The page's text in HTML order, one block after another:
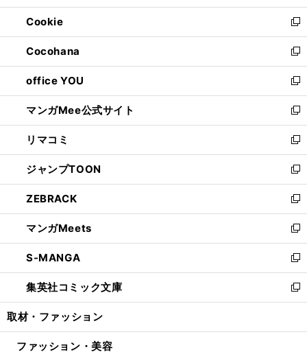
開
く
ウ
で
開
く
ン
ド
ウ
で
開
く
ウ
ィ
ン
ド
ウ
で
開
く
Cookie
新
し
い
ウ
ィ
ン
ド
ウ
で
開
く
Cocohana
新
し
い
ウ
ィ
ン
ド
ウ
で
開
く
office YOU
新
し
い
ウ
ィ
ン
ド
ウ
で
開
く
マンガMee公式サイト
新
し
い
ウ
ィ
ン
ド
ウ
で
開
く
リマコミ
新
し
い
ウ
ィ
ン
ド
ウ
で
開
く
ジャンプTOON
新
し
い
ウ
ィ
ン
ド
ウ
で
開
ZEBRACK
新
し
い
ウ
ィ
ン
ド
ウ
開
マンガMeets
新
し
い
ウ
ィ
ン
ウ
S-MANGA
新
し
い
ウ
ン
集英社コミック文庫
新
し
ウ
取材・ファッション
ファッション・美容